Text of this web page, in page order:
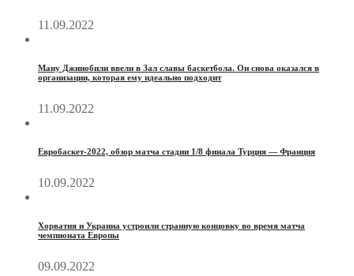
11.09.2022
Ману Джинобили ввели в Зал славы баскетбола. Он снова оказался в
организации, которая ему идеально подходит
11.09.2022
Евробаскет-2022, обзор матча стадии 1/8 финала Турция — Франция
10.09.2022
Хорватия и Украина устроили странную концовку во время матча
чемпионата Европы
09.09.2022